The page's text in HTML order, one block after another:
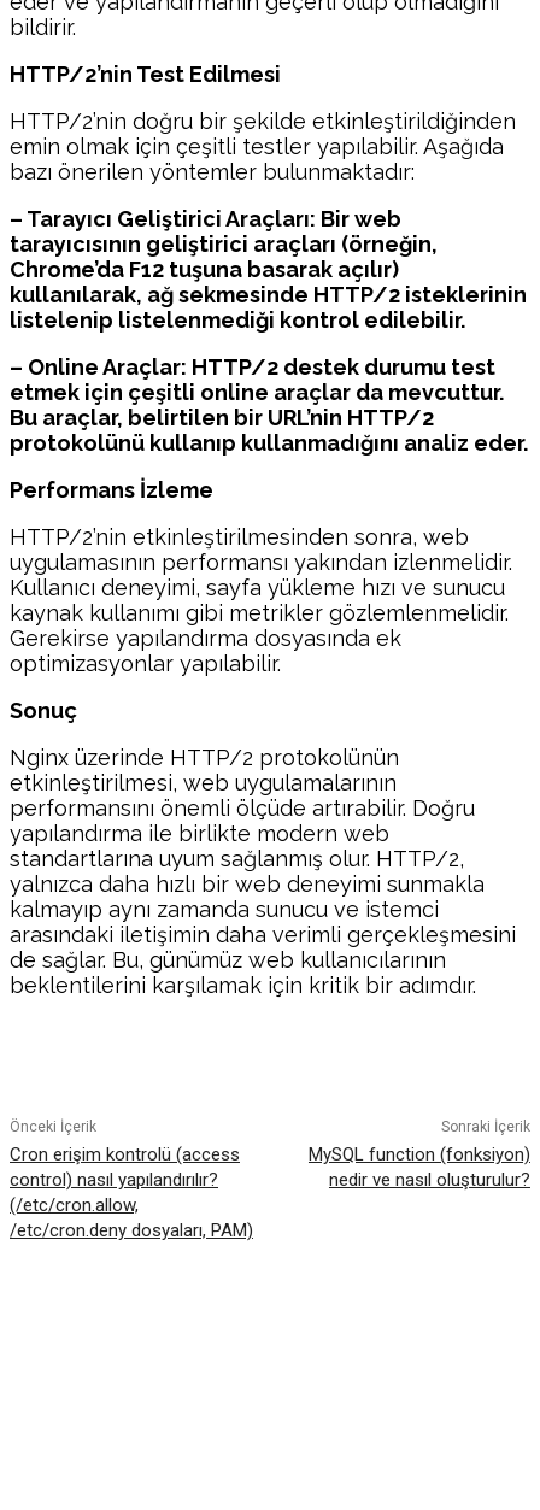
bildirir.
HTTP/2’nin Test Edilmesi
HTTP/2’nin doğru bir şekilde etkinleştirildiğinden
emin olmak için çeşitli testler yapılabilir. Aşağıda
bazı önerilen yöntemler bulunmaktadır:
– Tarayıcı Geliştirici Araçları: Bir web
tarayıcısının geliştirici araçları (örneğin,
Chrome’da F12 tuşuna basarak açılır)
kullanılarak, ağ sekmesinde HTTP/2 isteklerinin
listelenip listelenmediği kontrol edilebilir.
– Online Araçlar: HTTP/2 destek durumu test
etmek için çeşitli online araçlar da mevcuttur.
Bu araçlar, belirtilen bir URL’nin HTTP/2
protokolünü kullanıp kullanmadığını analiz eder.
Performans İzleme
HTTP/2’nin etkinleştirilmesinden sonra, web
uygulamasının performansı yakından izlenmelidir.
Kullanıcı deneyimi, sayfa yükleme hızı ve sunucu
kaynak kullanımı gibi metrikler gözlemlenmelidir.
Gerekirse yapılandırma dosyasında ek
optimizasyonlar yapılabilir.
Sonuç
Nginx üzerinde HTTP/2 protokolünün
etkinleştirilmesi, web uygulamalarının
performansını önemli ölçüde artırabilir. Doğru
yapılandırma ile birlikte modern web
standartlarına uyum sağlanmış olur. HTTP/2,
yalnızca daha hızlı bir web deneyimi sunmakla
kalmayıp aynı zamanda sunucu ve istemci
arasındaki iletişimin daha verimli gerçekleşmesini
de sağlar. Bu, günümüz web kullanıcılarının
beklentilerini karşılamak için kritik bir adımdır.
Önceki İçerik
Cron erişim kontrolü (access
control) nasıl yapılandırılır?
(/etc/cron.allow,
/etc/cron.deny dosyaları, PAM)
Sonraki İçerik
MySQL function (fonksiyon)
nedir ve nasıl oluşturulur?